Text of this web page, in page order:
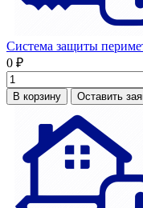
Система защиты
0 ₽
В корзину Оставить